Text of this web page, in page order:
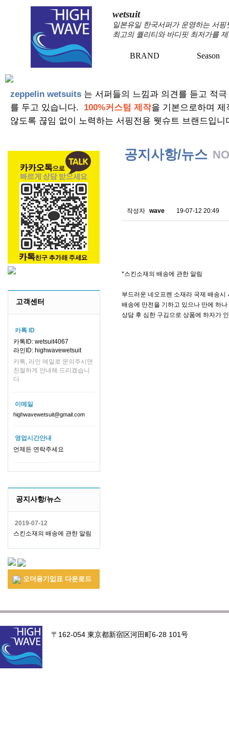
wetsuit
일본유일 한국서퍼가 운영하는 서
최고의 퀄리티와 바디핏 최저가를
BRAND Season
zeppelin wetsuits 는 서퍼들의 느낌과 의견를 듣고 적
를 두고 있습니다. 100%커스텀 제작을 기본으로하며
않도록 끊임 없이 노력하는 서핑전용 웻슈트 브랜드입니
고객센터
카톡 ID
카톡ID: wetsuit4067
라인ID: highwavewetsuit
카톡, 라인 메일로 문의주시면
친절하게 안내해 드리겠습니
다.
이메일
highwavewetsuit@gmail.com
영업시간안내
언제든 연락주세요
공지사항/뉴스
2019-07-12
스킨소재의 배송에 관한 알림
오더용기입표 다운로드
공지사항/뉴스
작성자 wave 19-07-12 20:49
*스킨소재의 배송에 관한 알림
부드러운 네오프렌 소재라 국제 배송
배송에 만전을 기하고 있으나 만에 하
상담 후 심한 구김으로 상품에 하자가
〒162-054 東京都新宿区河田町6-28 101号